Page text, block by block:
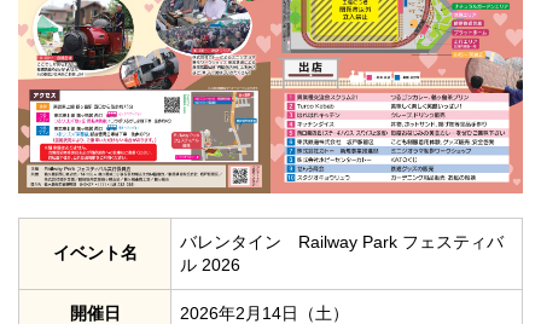
イベント名
バレンタイン Railway Park フェスティバ
ル 2026
開催日 2026年2月14日（土）